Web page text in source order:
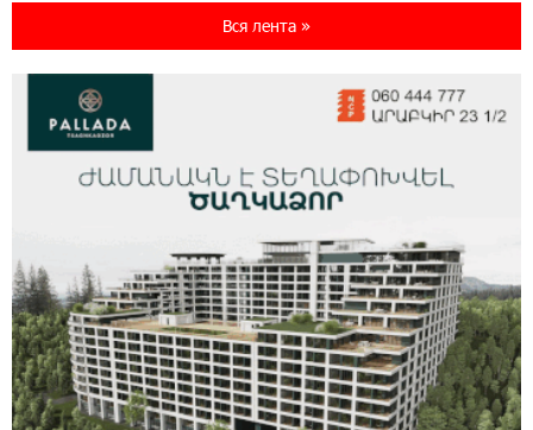
World с преимуществами для путешествий и
мониторинг дикой природы в Гнишике с
помощью солнечной энергии
Ucom и FPWC обеспечат круглосуточный
мониторинг дикой природы в Гнишике с
помощью солнечной энергии
22:41:05 3-08-2026
Idram и IDBank - рядом со стартапами на
Вся лента »